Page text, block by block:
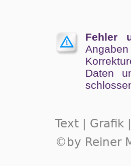
Fehler
Angaben
Da­ten
Text | Grafik
©by Reiner